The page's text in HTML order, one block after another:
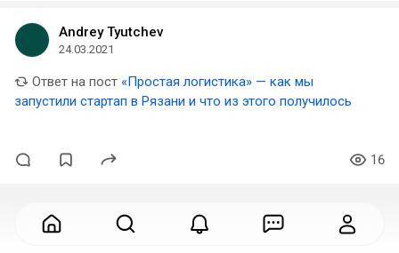
Andrey Tyutchev
24.03.2021
Ответ на пост «Простая логистика» — как мы
запустили стартап в Рязани и что из этого получилось
16